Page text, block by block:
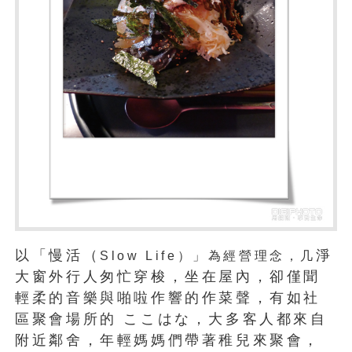
以「慢活（ Slow Life） 」為經營理念，几 淨
大窗外行人匆忙穿梭，坐在屋內，卻僅聞
輕柔的音樂與啪啦作響的作菜聲，有如社
區聚會場所的 ここはな，大多客人都來自
附近鄰舍，年輕媽媽們帶著稚兒來聚會，